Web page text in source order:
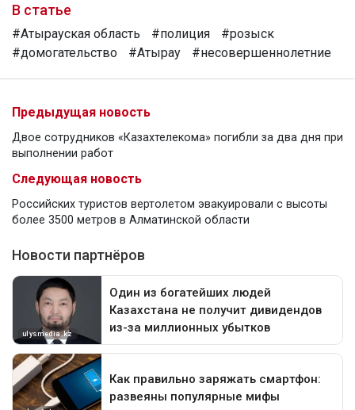
В статье
#Атырауская область #полиция
#розыск
#домогательство
#Атырау #несовершеннолетние
Предыдущая новость
Двое сотрудников «Казахтелекома» погибли за два дня при
выполнении работ
Следующая новость
Российских туристов вертолетом эвакуировали с высоты
более 3500 метров в Алматинской области